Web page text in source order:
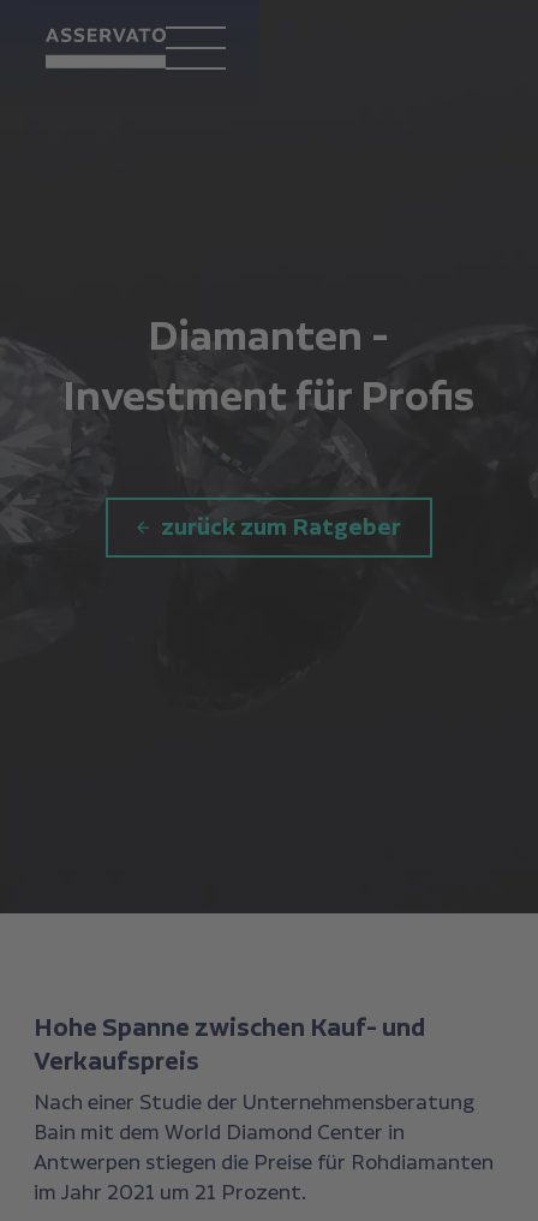
Diamanten -
Investment für Profis
zurück zum Ratgeber
Hohe Spanne zwischen Kauf- und
Verkaufspreis
Nach einer Studie der Unternehmensberatung
Bain mit dem World Diamond Center in
Antwerpen stiegen die Preise für Rohdiamanten
im Jahr 2021 um 21 Prozent.